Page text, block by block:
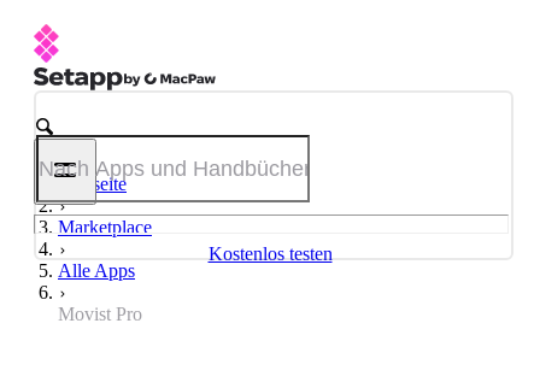
Kostenlos testen
Startseite
Marketplace
Alle Apps
Movist Pro